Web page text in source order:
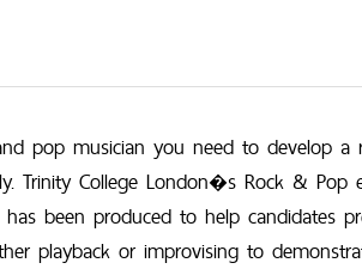
pop musician you need to develop
Trinity College London�s Rock &
been produced to help candidates
playback or improvising to